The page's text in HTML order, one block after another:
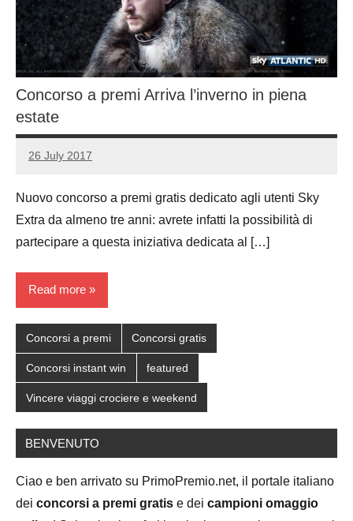
Concorso a premi Arriva l’inverno in piena
estate
26 July 2017
Luca
No
Nuovo concorso a premi gratis dedicato agli utenti Sky
Extra da almeno tre anni: avrete infatti la possibilità di
partecipare a questa iniziativa dedicata al […]
Read more
Concorsi a premi Concorsi gratis
Concorsi instant win featured
Vincere viaggi crociere e weekend
BENVENUTO
Ciao e ben arrivato su PrimoPremio.net, il portale italiano
dei concorsi a premi gratis e dei campioni omaggio